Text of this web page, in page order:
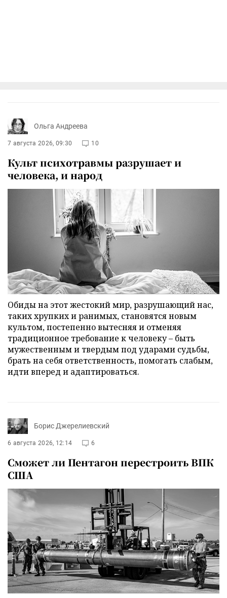
Ольга Андреева
7 августа 2026, 09:30 10
Культ психотравмы разрушает и
человека, и народ
Обиды на этот жестокий мир, разрушающий нас,
таких хрупких и ранимых, становятся новым
культом, постепенно вытесняя и отменяя
традиционное требование к человеку – быть
мужественным и твердым под ударами судьбы,
брать на себя ответственность, помогать слабым,
идти вперед и адаптироваться.
Борис Джерелиевский
6 августа 2026, 12:14 6
Сможет ли Пентагон перестроить ВПК
США